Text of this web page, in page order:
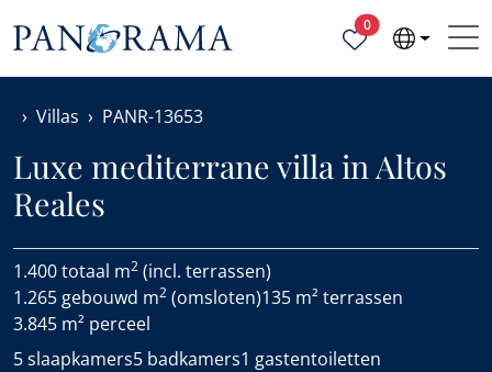
0Geselecteerde
Villas PANR-13653
Luxe mediterrane villa in Altos
Reales
1.400 totaal m2 (incl. terrassen)
1.265 gebouwd m2 (omsloten)135 m² terrassen
3.845 m² perceel
5 slaapkamers5 badkamers1 gastentoiletten